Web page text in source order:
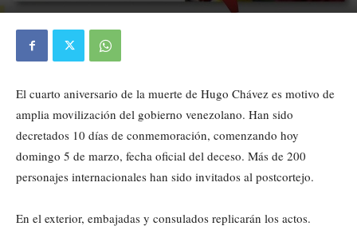
El cuarto aniversario de la muerte de Hugo Chávez es motivo de
amplia movilización del gobierno venezolano. Han sido
decretados 10 días de conmemoración, comenzando hoy
domingo 5 de marzo, fecha oficial del deceso. Más de 200
personajes internacionales han sido invitados al postcortejo.
En el exterior, embajadas y consulados replicarán los actos.